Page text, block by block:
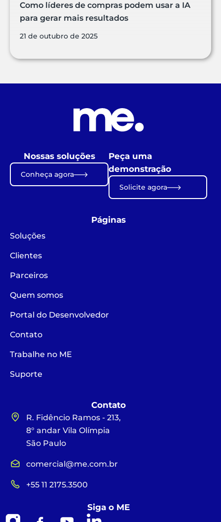
Como líderes de compras podem usar a IA
para gerar mais resultados
21 de outubro de 2025
Nossas soluções
Conheça agora
Peça uma
demonstração
Solicite agora
Páginas
Soluções
Clientes
Parceiros
Quem somos
Portal do Desenvolvedor
Contato
Trabalhe no ME
Suporte
Contato
R. Fidêncio Ramos - 213,
8° andar Vila Olímpia
São Paulo
comercial@me.com.br
+55 11 2175.3500
Siga o ME